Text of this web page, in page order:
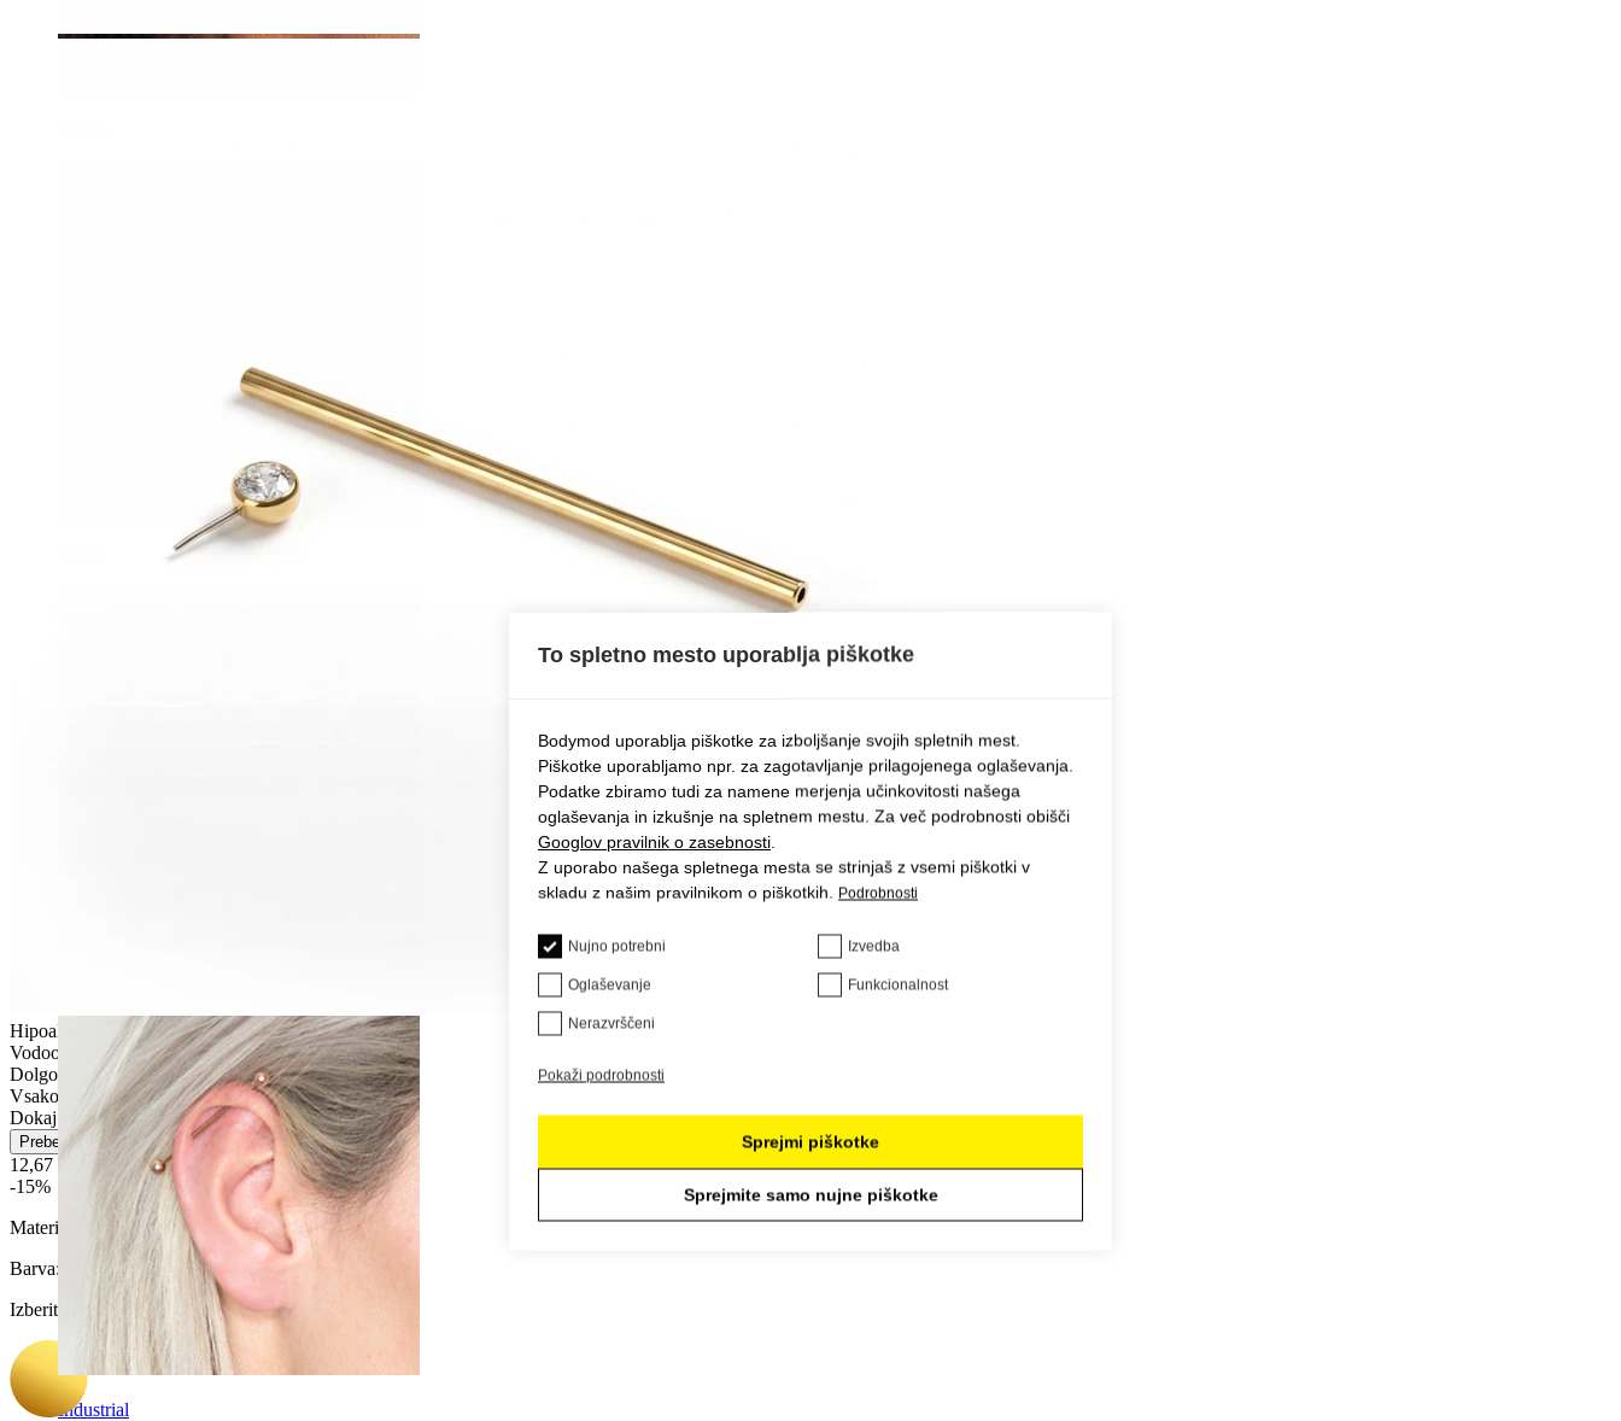
Industrial
Hipoalergen
Vodoodporno
Dolgoročna vzdržljivost
Vsakodnevno nošenje
Dokaj enostavno
Preberi več
12,67 €
14,90 €
-15%
Material:
Titan
Barva:
Izberite Barva
To spletno mesto uporablja piškotke
Bodymod uporablja piškotke za izboljšanje svojih spletnih mest.
Piškotke uporabljamo npr. za zagotavljanje prilagojenega oglaševanja.
Podatke zbiramo tudi za namene merjenja učinkovitosti našega
oglaševanja in izkušnje na spletnem mestu. Za več podrobnosti obišči
Googlov pravilnik o zasebnosti
Z uporabo našega spletnega mesta se strinjaš z vsemi piškotki v
skladu z našim pravilnikom o piškotkih. Podrobnosti
Nujno potrebni Izvedba
Oglaševanje Funkcionalnost
Nerazvrščeni
Pokaži podrobnosti
Sprejmi piškotke
Sprejmite samo nujne piškotke